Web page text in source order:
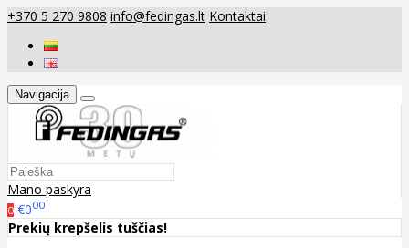
+370 5 270 9808 info@fedingas.lt Kontaktai
Navigacija
Mano paskyra
0 €000
Prekių krepšelis tuščias!